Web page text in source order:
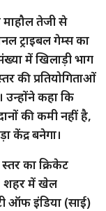
माहौल तेजी से
ट्राइबल गेम्स का
में खिलाड़ी भाग
की प्रतियोगिताओं
उन्होंने कहा कि
की कमी नहीं है,
केंद्र बनेगा।
स्तर का क्रिकेट
शहर में खेल
ऑफ इंडिया (साई)